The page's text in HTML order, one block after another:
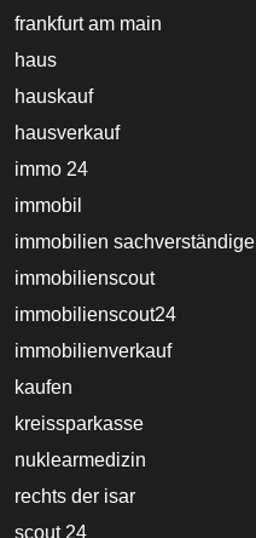
frankfurt am main
haus
hauskauf
hausverkauf
immo 24
immobil
immobilien sachverständige
immobilienscout
immobilienscout24
immobilienverkauf
kaufen
kreissparkasse
nuklearmedizin
rechts der isar
scout 24